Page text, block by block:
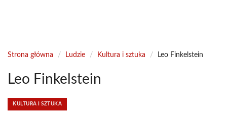
Strona główna / Ludzie / Kultura i sztuka / Leo Finkelstein
Leo Finkelstein
KULTURA I SZTUKA